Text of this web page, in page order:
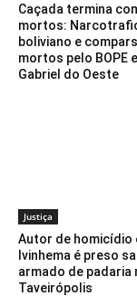
Caçada termina
mortos:
boliviano e
mortos pelo BOPE
Gabriel do Oeste
Justiça
Autor de homicídio
Ivinhema é preso
armado de padaria
Taveirópolis